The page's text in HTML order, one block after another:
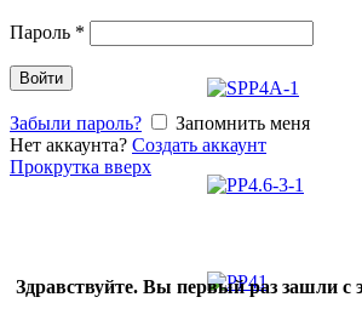
Пароль *
Войти
Забыли пароль?
Запомнить меня
Нет аккаунта? Создать аккаунт
Прокрутка вверх
Здравствуйте. Вы первый раз зашли